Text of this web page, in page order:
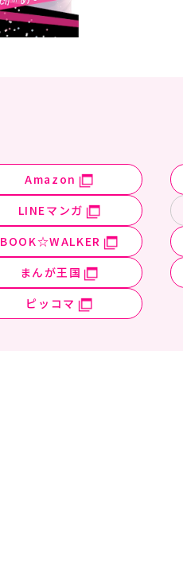
Amazon
LINEマンガ
BOOK☆WALKER
まんが王国
ピッコマ